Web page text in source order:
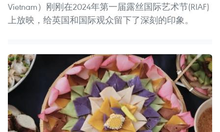
Vietnam）刚刚在2024年第一届露丝国际艺术节(RIAF)
上放映，给英国和国际观众留下了深刻的印象。